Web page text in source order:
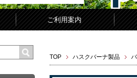
ご利用案内
TOP ハスクバーナ製品